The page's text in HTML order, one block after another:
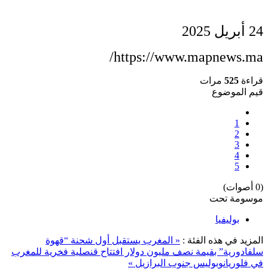
24 أبريل 2025
https://www.mapnews.ma/
قراءة 525 مرات
قيم الموضوع
1
2
3
4
5
(0 أصوات)
موسومة تحت
بوليفيا
المزيد في هذه الفئة : « المغرب يستقبل أول شحنة “قهوة
سلفادورية” بقيمة نصف مليون دولار
افتتاح قنصلية فخرية للمغرب
في فلوريانوبوليس جنوب البرازيل »